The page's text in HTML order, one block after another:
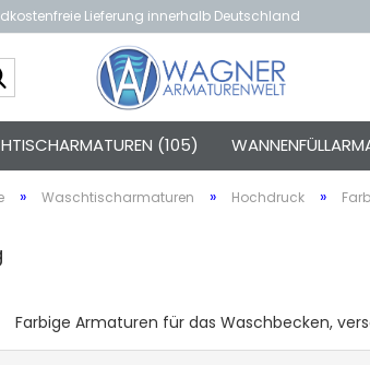
Lieferung innerhalb Deutschland
(105)
» Waschtischarmaturen » Hochdruck »
Farbige Armaturen für das Waschbecken,